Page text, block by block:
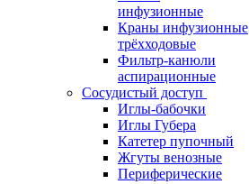
инфузионные
Краны инфузионные
трёхходовые
Фильтр-канюли
аспирационные
Сосудистый доступ
Иглы-бабочки
Иглы Губера
Катетер пупочный
Жгуты венозные
Периферические